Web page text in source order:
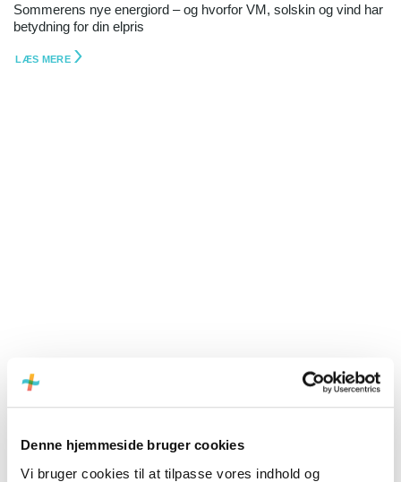
Denne hjemmeside bruger cookies
Vi bruger cookies til at tilpasse vores indhold og
Sommerens nye energiord – og hvorfor VM, solskin og vind har
betydning for din elpris
LÆS MERE
Nye regler skal beskytte elkunder mod uønskede elaftaler
LÆS MERE